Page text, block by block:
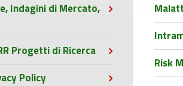
Indagini di Mercato,
Progetti di Ricerca
Policy
Risk